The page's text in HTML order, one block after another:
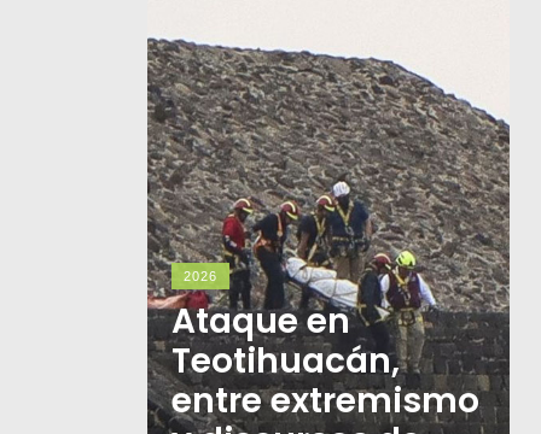
2026
Ataque en
Teotihuacán,
entre extremismo